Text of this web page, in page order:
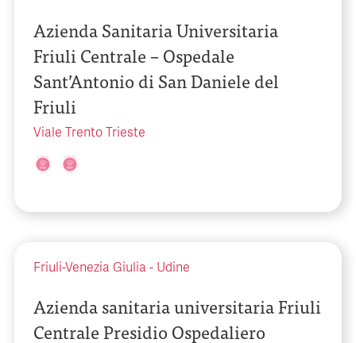
Azienda Sanitaria Universitaria
Friuli Centrale – Ospedale
Sant’Antonio di San Daniele del
Friuli
Viale Trento Trieste
Friuli-Venezia Giulia - Udine
Azienda sanitaria universitaria Friuli
Centrale Presidio Ospedaliero